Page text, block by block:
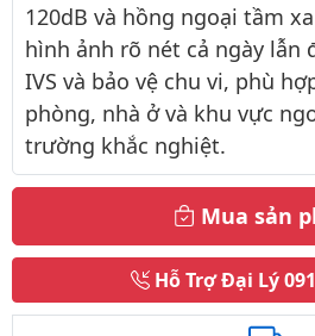
120dB và hồng ngoại tầm
hình ảnh rõ nét cả ngày lẫn
IVS và bảo vệ chu vi, phù
phòng, nhà ở và khu vực
trường khắc nghiệt.
Mua sản
Hỗ Trợ Đại Lý